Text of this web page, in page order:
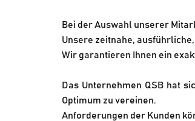
Bei der Auswahl unserer
Unsere zeitnahe,
Wir garantieren Ihnen ein
Das Unternehmen QSB hat
Optimum zu vereinen.
Anforderungen der Kunden